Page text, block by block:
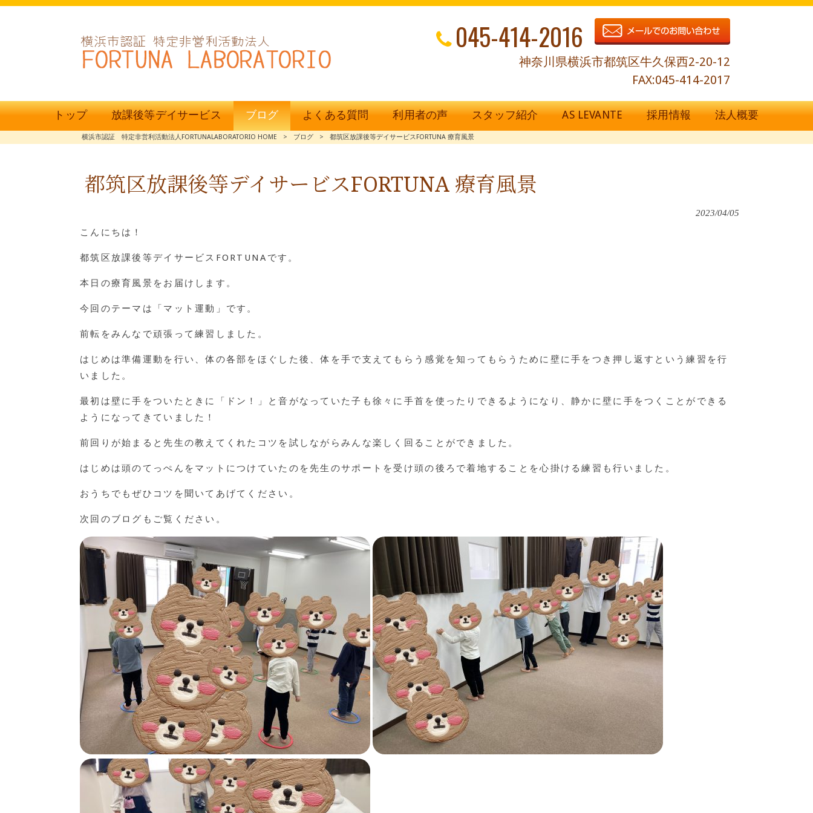
045-414-2016
神奈川県横浜市都筑区牛久保西2-20-12
FAX:045-414-2017
トップ 放課後等デイサービス ブログ よくある質問 利用者の声 スタッフ紹介 AS LEVANTE 採用情報 法人概要
横浜市認証 特定非営利活動法人FORTUNALABORATORIO HOME > ブログ > 都筑区放課後等デイサービスFORTUNA 療育風景
都筑区放課後等デイサービスFORTUNA 療育風景
2023/04/05
こんにちは！
都筑区放課後等デイサービスFORTUNAです。
本日の療育風景をお届けします。
今回のテーマは「マット運動」です。
前転をみんなで頑張って練習しました。
はじめは準備運動を行い、体の各部をほぐした後、体を手で支えてもらう感覚を知ってもらうために壁に手をつき押し返すという練習を行
いました。
最初は壁に手をついたときに「ドン！」と音がなっていた子も徐々に手首を使ったりできるようになり、静かに壁に手をつくことができる
ようになってきていました！
前回りが始まると先生の教えてくれたコツを試しながらみんな楽しく回ることができました。
はじめは頭のてっぺんをマットにつけていたのを先生のサポートを受け頭の後ろで着地することを心掛ける練習も行いました。
おうちでもぜひコツを聞いてあげてください。
次回のブログもご覧ください。